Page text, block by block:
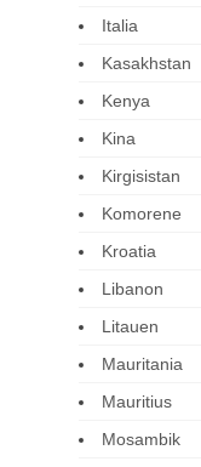
Italia
Kasakhstan
Kenya
Kina
Kirgisistan
Komorene
Kroatia
Libanon
Litauen
Mauritania
Mauritius
Mosambik